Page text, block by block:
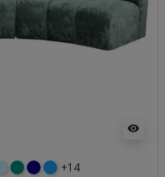
visibility
turkusowy
granatowy
niebieski
+14